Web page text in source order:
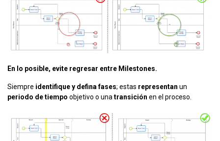
En lo posible, evite regresar entre Milestones.
Siempre identifique y defina fases; estas representan un
periodo de tiempo objetivo o unatransición en el proceso.